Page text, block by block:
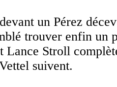
un Pérez
trouver enfin un
Lance Stroll
suivent.